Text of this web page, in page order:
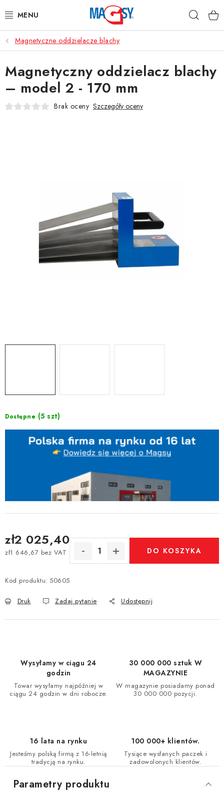
do
GŁÓWNE KATEGORIE
MAGNETYCZNE POMOCE
MAGNESY PRZEMYSŁOWE
Odstąpienie od umowy
Magnetyczne oddzielacze blachy
Dostępne (5 szt)
zł2 025,40
zł1 646,67 bez VAT DO KOSZYKA
Kod produktu: 50605
Druk Zadaj pytanie Udostępnij
Magnetyczny oddzielacz blachy
– model 2 - 170 mm
Brak oceny Szczegóły oceny
Wysyłamy w ciągu 24
godzin
Towar wysyłamy najpóźniej w
ciągu 24 godzin w dni robocze.
30 000 000 sztuk W
MAGAZYNIE
W magazynie posiadamy ponad
30 000 000 pozycji.
16 lata na rynku
Jesteśmy polską firmą z 16-letnią
tradycją na rynku.
100 000+ klientów.
Tysiące wysłanych paczek i
zadowolonych klientów.
Parametry produktu